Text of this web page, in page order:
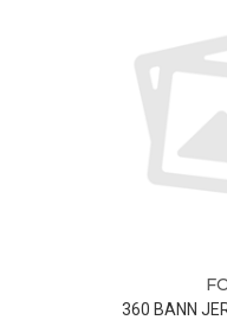
360 BANN